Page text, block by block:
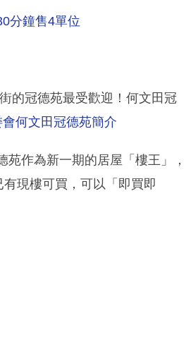
分鐘售4單位
的冠德苑最受歡迎！何文田冠
會何文田冠德苑簡介
作為新一期的居屋「樓王」，
現樓可買，可以「即買即